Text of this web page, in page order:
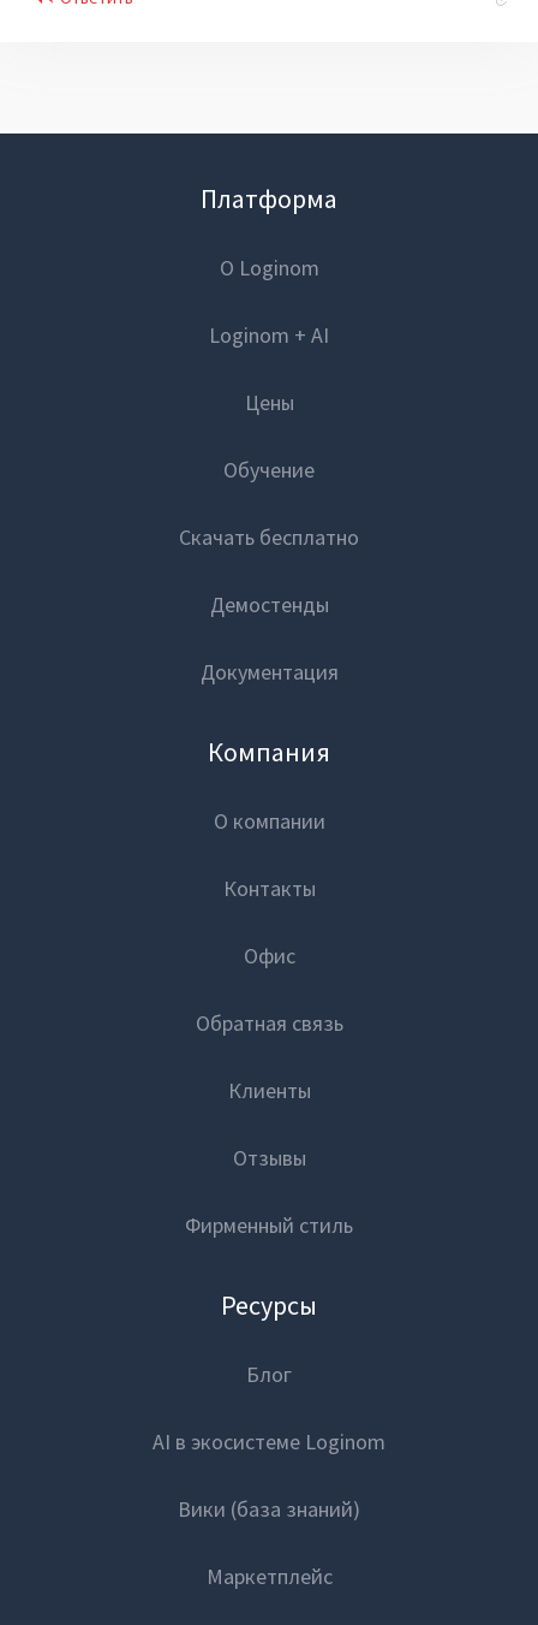
Платформа
О Loginom
Loginom + AI
Цены
Обучение
Скачать бесплатно
Демостенды
Документация
Компания
О компании
Контакты
Офис
Обратная связь
Клиенты
Отзывы
Фирменный стиль
Ресурсы
Блог
AI в экосистеме Loginom
Вики (база знаний)
Маркетплейс